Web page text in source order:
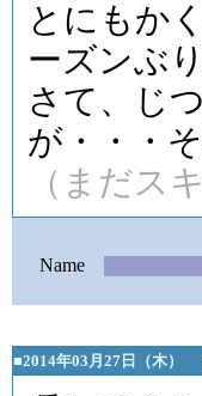
とにもか
ーズンぶ
さて、じ
が・・・
（まだス
Name
■2014年03月27日（木）